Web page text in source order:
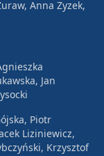
Anna Zyzek,
Jan
Piotr
Liziniewicz,
Krzysztof